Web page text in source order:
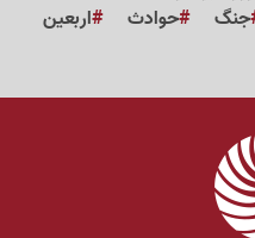
جنگ حوادث
اربعین